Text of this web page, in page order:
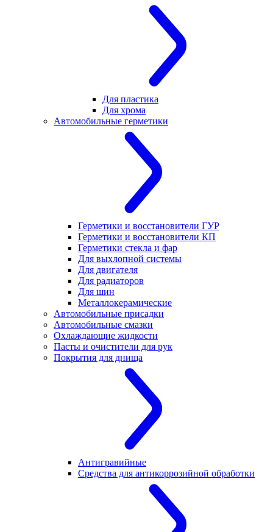
Для пластика
Для хрома
Автомобильные герметики
Герметики и восстановители ГУР
Герметики и восстановители КП
Герметики стекла и фар
Для выхлопной системы
Для двигателя
Для радиаторов
Для шин
Металлокерамические
Автомобильные присадки
Автомобильные смазки
Охлаждающие жидкости
Пасты и очистители для рук
Покрытия для днища
Антигравийные
Средства для антикоррозийной обработки